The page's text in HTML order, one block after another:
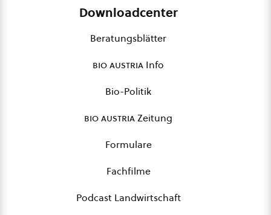
Downloadcenter
Beratungsblätter
bio austria Info
Bio-Politik
bio austriaZeitung
Formulare
Fachfilme
Podcast Landwirtschaft